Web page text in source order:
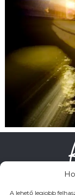
A lehető legjobb